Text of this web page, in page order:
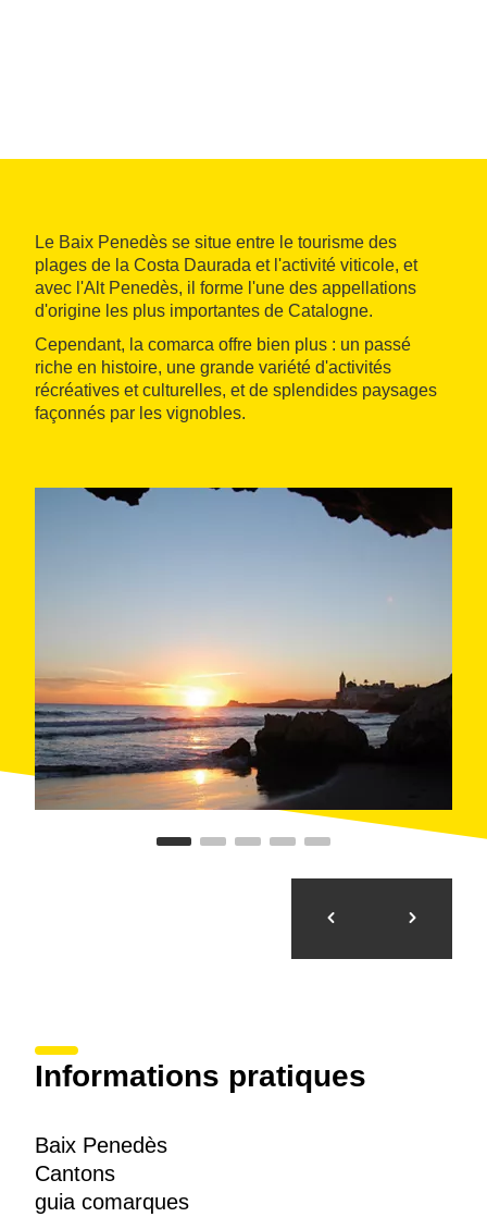
Le Baix Penedès se situe entre le tourisme des
plages de la Costa Daurada et l'activité viticole, et
avec l'Alt Penedès, il forme l'une des appellations
d'origine les plus importantes de Catalogne.
Cependant, la comarca offre bien plus : un passé
riche en histoire, une grande variété d'activités
récréatives et culturelles, et de splendides paysages
façonnés par les vignobles.
Informations pratiques
Baix Penedès
Cantons
guia comarques